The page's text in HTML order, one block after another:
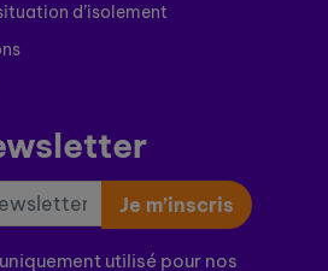
d’isolement
Je m’inscris
utilisé pour nos